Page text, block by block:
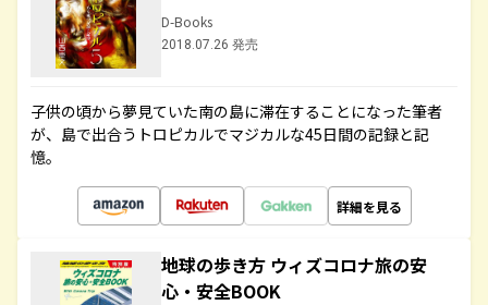
D-Books
2018.07.26 発売
子供の頃から夢見ていた南の島に滞在することになった筆者
が、島で出合うトロピカルでマジカルな45日間の記録と記
憶。
詳細を見る
地球の歩き方 ウィズコロナ旅の安
心・安全BOOK